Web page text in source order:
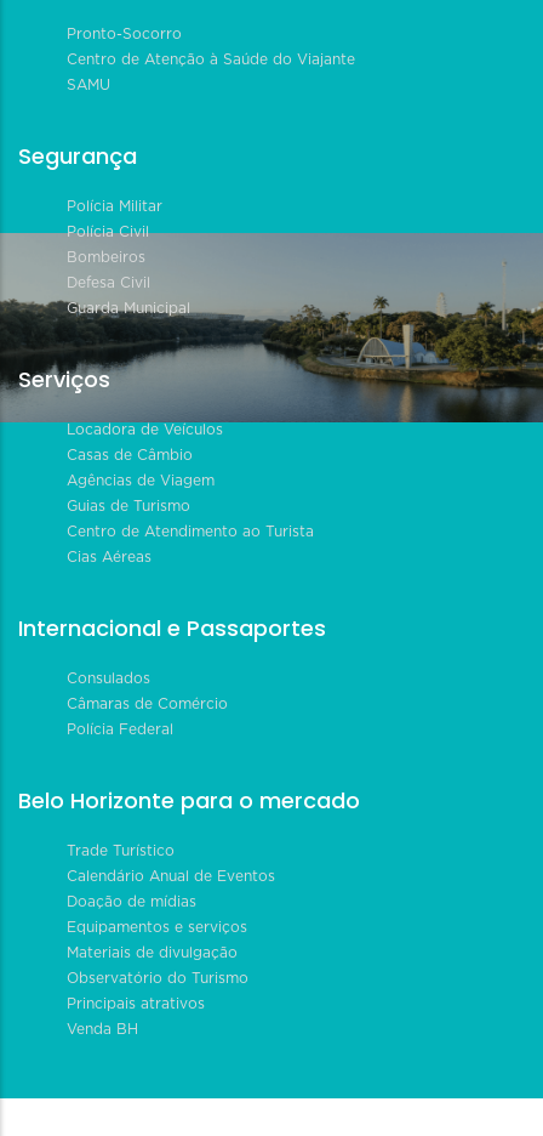
Pronto-Socorro
Centro de Atenção à Saúde do Viajante
SAMU
Segurança
Polícia Militar
Polícia Civil
Bombeiros
Defesa Civil
Guarda Municipal
Serviços
Locadora de Veículos
Casas de Câmbio
Agências de Viagem
Guias de Turismo
Centro de Atendimento ao Turista
Cias Aéreas
Internacional e Passaportes
Consulados
Câmaras de Comércio
Polícia Federal
Belo Horizonte para o mercado
Trade Turístico
Calendário Anual de Eventos
Doação de mídias
Equipamentos e serviços
Materiais de divulgação
Observatório do Turismo
Principais atrativos
Venda BH